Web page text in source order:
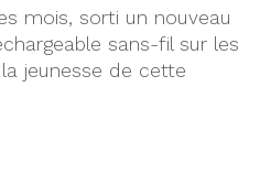
mois, sorti un nouveau
sans-fil sur les
jeunesse de cette